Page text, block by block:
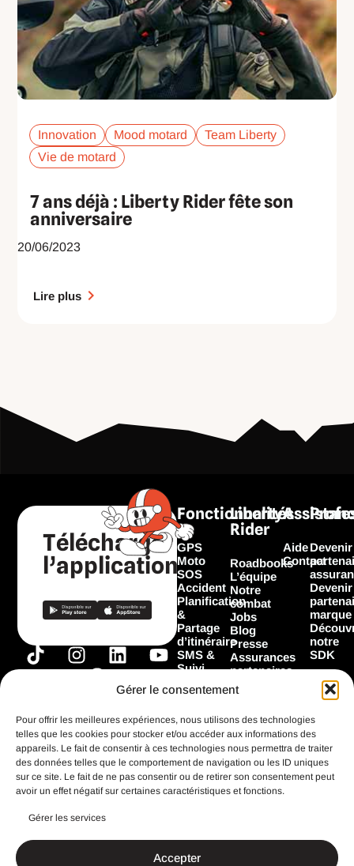
Gérer le consentement
Pour offrir les meilleures expériences, nous utilisons des technologies
telles que les cookies pour stocker et/ou accéder aux informations des
appareils. Le fait de consentir à ces technologies nous permettra de traiter
des données telles que le comportement de navigation ou les ID uniques
sur ce site. Le fait de ne pas consentir ou de retirer son consentement peut
avoir un effet négatif sur certaines caractéristiques et fonctions.
Gérer les services
Accepter
Innovation Mood motard
Team Liberty
Vie de motard
7 ans déjà : Liberty Rider fête son
anniversaire
20/06/2023
Lire plus
Télécharger
l’application
T
i
o
k
I
n
a
g
r
a
L
i
n
e
d
i
n
Y
o
u
u
b
e
a
b
o
o
k
Fonctionnalités
GPS
Moto
SOS
Accident
Planification
&
Partage
d’itinéraire
SMS &
Suivi
Les
Toutes les
fonctionnalités
Liberty
Rider
Roadbooks
L’équipe
Notre
combat
Jobs
Blog
Presse
Assurances
partenaires
Marques
partenaires
Aide
Contact
Devenir
Devenir
marque
notre
SDK
CGU
Mentions légales